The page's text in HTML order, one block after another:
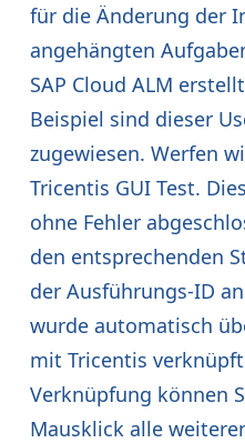
für die Änderung der
angehängten
SAP Cloud ALM
Beispiel sind dieser
zugewiesen. Werfen
Tricentis GUI Test.
ohne Fehler
den entsprechenden
der Ausführungs-ID
wurde automatisch
mit Tricentis
Verknüpfung können
Mausklick alle